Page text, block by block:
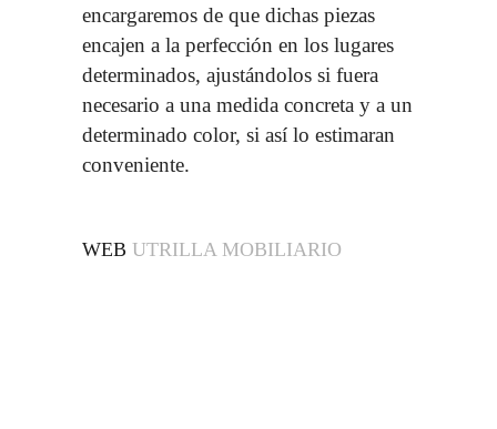
encargaremos de que dichas piezas
encajen a la perfección en los lugares
determinados, ajustándolos si fuera
necesario a una medida concreta y a un
determinado color, si así lo estimaran
conveniente.
WEB UTRILLA MOBILIARIO